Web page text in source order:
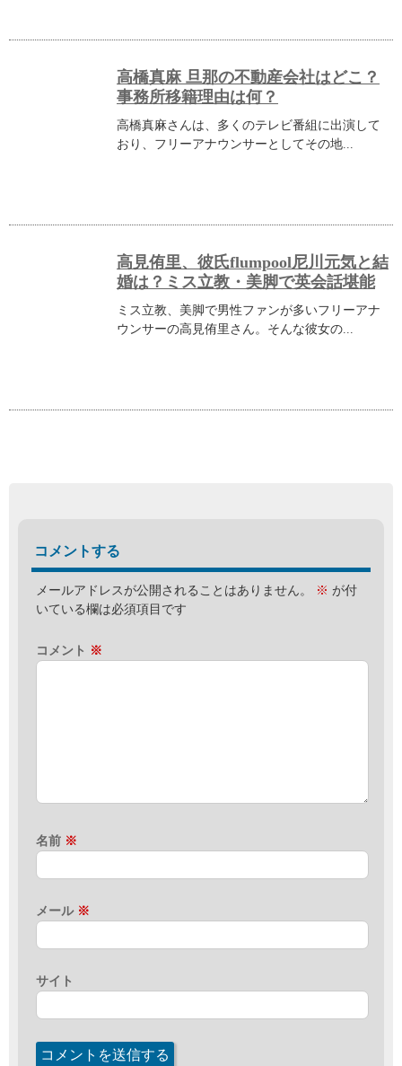
高橋真麻 旦那の不動産会社はどこ？
事務所移籍理由は何？
高橋真麻さんは、多くのテレビ番組に出演して
おり、フリーアナウンサーとしてその地...
高見侑里、彼氏flumpool尼川元気と結
婚は？ミス立教・美脚で英会話堪能
ミス立教、美脚で男性ファンが多いフリーアナ
ウンサーの高見侑里さん。そんな彼女の...
コメントする
メールアドレスが公開されることはありません。 ※ が付
いている欄は必須項目です
コメント ※
名前 ※
メール ※
サイト